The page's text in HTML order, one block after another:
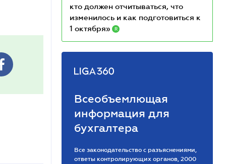
кто должен отчитываться, что
изменилось и как подготовиться к
1 октября»
R
Всеобъемлющая
информация для
бухгалтера
Все законодательство с разъяснениями,
ответы контролирующих органов, 2000